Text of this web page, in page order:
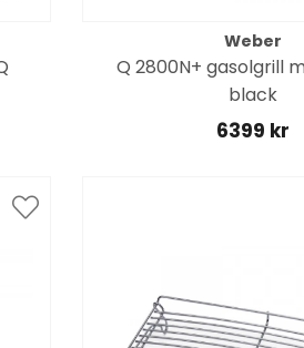
Weber
Q 2800N+ gasolgrill
black
6399 kr